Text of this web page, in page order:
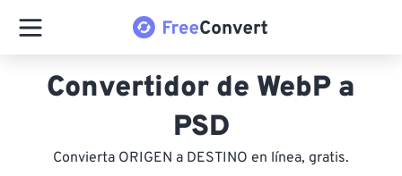
Convertidor de WebP a
PSD
Convierta ORIGEN a DESTINO en línea, gratis.